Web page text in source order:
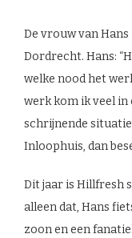
De vrouw van
Dordrecht. Hans:
welke nood het
werk kom ik veel in
schrijnende
Inloophuis, dan
Dit jaar is Hillfresh
alleen dat, Hans
zoon en een